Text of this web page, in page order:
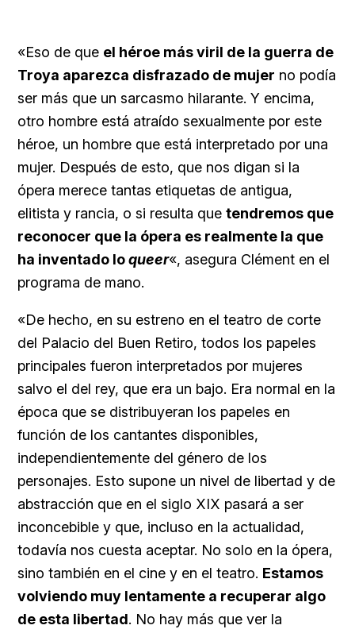
«Eso de que el héroe más viril de la guerra de
Troya aparezca disfrazado de mujer no podía
ser más que un sarcasmo hilarante. Y encima,
otro hombre está atraído sexualmente por este
héroe, un hombre que está interpretado por una
mujer. Después de esto, que nos digan si la
ópera merece tantas etiquetas de antigua,
elitista y rancia, o si resulta que tendremos que
reconocer que la ópera es realmente la que
ha inventado loqueer«, asegura Clément en el
programa de mano.
«De hecho, en su estreno en el teatro de corte
del Palacio del Buen Retiro, todos los papeles
principales fueron interpretados por mujeres
salvo el del rey, que era un bajo. Era normal en la
época que se distribuyeran los papeles en
función de los cantantes disponibles,
independientemente del género de los
personajes. Esto supone un nivel de libertad y de
abstracción que en el siglo XIX pasará a ser
inconcebible y que, incluso en la actualidad,
todavía nos cuesta aceptar. No solo en la ópera,
sino también en el cine y en el teatro. Estamos
volviendo muy lentamente a recuperar algo
de esta libertad. No hay más que ver la